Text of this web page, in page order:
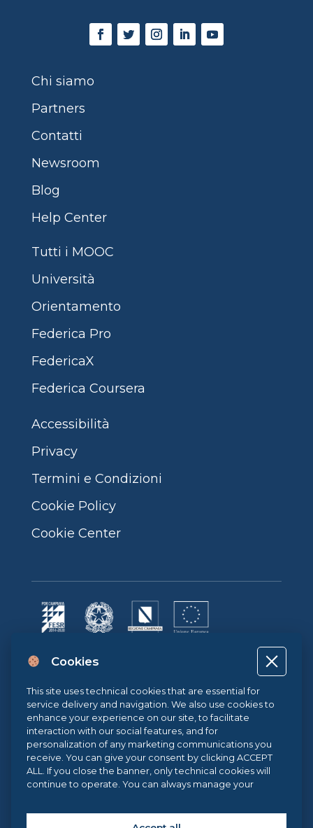
Chi siamo
Partners
Contatti
Newsroom
Blog
Help Center
Tutti i MOOC
Università
Orientamento
Federica Pro
FedericaX
Federica Coursera
Accessibilità
Privacy
Termini e Condizioni
Cookie Policy
Cookie Center
Progetto cofinanziato dall’Unione Europea, dallo Stato Italiano e dalla
Regione Campania POR CAMPANIA FESR 2014-2020 | ASSE II –
OBIETTIVO TEMATICO 2O.S. 2.3 | AZIONE 2.3.1 | Progetto: LA FABBRICA
DIGITALE
Sistema di Gestione Qualità UNI EN ISO 9001:2015
.eu Web Awards 2021
Cookies
This site uses technical cookies that are essential for
service delivery and navigation. We also use cookies to
enhance your experience on our site, to facilitate
interaction with our social features, and for
personalization of any marketing communications you
receive. You can give your consent by clicking ACCEPT
ALL. If you close the banner, only technical cookies will
continue to operate. You can always manage your